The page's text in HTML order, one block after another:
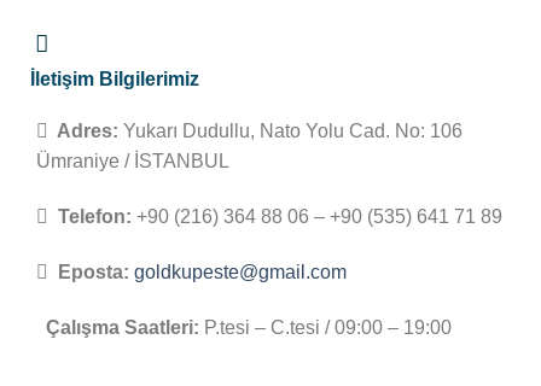
İletişim Bilgilerimiz
Adres: Yukarı Dudullu, Nato Yolu Cad. No: 106
Ümraniye / İSTANBUL
Telefon: +90 (216) 364 88 06 – +90 (535) 641 71 89
Eposta: goldkupeste@gmail.com
Çalışma Saatleri: P.tesi – C.tesi / 09:00 – 19:00